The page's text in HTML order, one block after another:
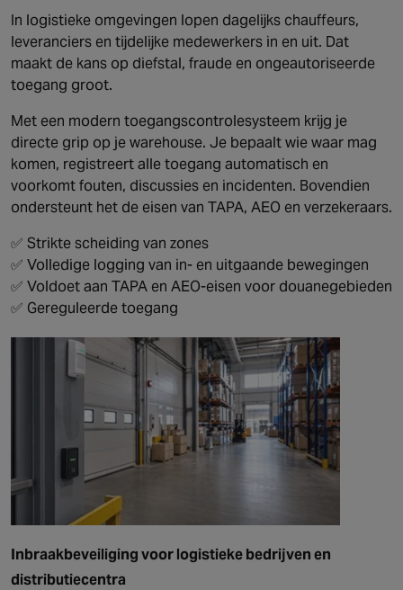
In logistieke omgevingen lopen dagelijks chauffeurs,
leveranciers en tijdelijke medewerkers in en uit. Dat
maakt de kans op diefstal, fraude en ongeautoriseerde
toegang groot.
Met een modern toegangscontrolesysteem krijg je
directe grip op je warehouse. Je bepaalt wie waar mag
komen, registreert alle toegang automatisch en
voorkomt fouten, discussies en incidenten. Bovendien
ondersteunt het de eisen van TAPA, AEO en verzekeraars.
✅ Strikte scheiding van zones
✅ Volledige logging van in- en uitgaande bewegingen
✅ Voldoet aan TAPA en AEO-eisen voor douanegebieden
✅ Gereguleerde toegang
Inbraakbeveiliging voor logistieke bedrijven en
distributiecentra